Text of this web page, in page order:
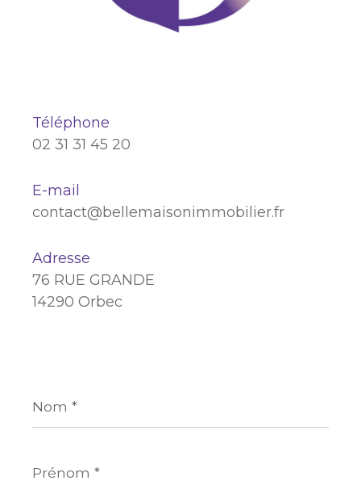
Téléphone
02 31 31 45 20
E-mail
contact@bellemaisonimmobilier.fr
Adresse
76 RUE GRANDE
14290 Orbec
*
*